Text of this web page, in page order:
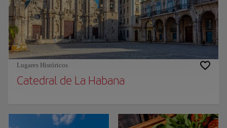
Lugares Históricos
Catedral de La Habana